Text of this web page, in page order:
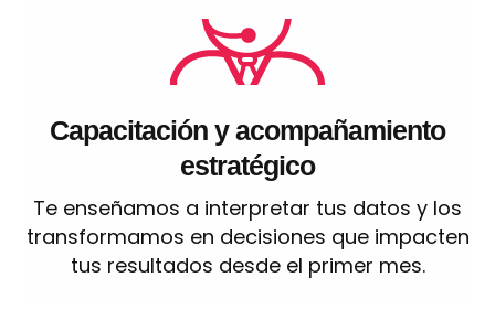
Capacitación y acompañamiento
estratégico
Te enseñamos a interpretar tus datos y los
transformamos en decisiones que impacten
tus resultados desde el primer mes.